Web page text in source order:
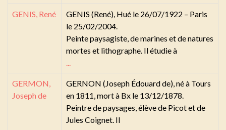
GENIS, René
GENIS (René), Hué le 26/07/1922 – Paris
le 25/02/2004.
Peinte paysagiste, de marines et de natures
mortes et lithographe. Il étudie à
GERMON,
Joseph de
GERNON (Joseph Édouard de), né à Tours
en 1811, mort à Bx le 13/12/1878.
Peintre de paysages, élève de Picot et de
Jules Coignet. Il